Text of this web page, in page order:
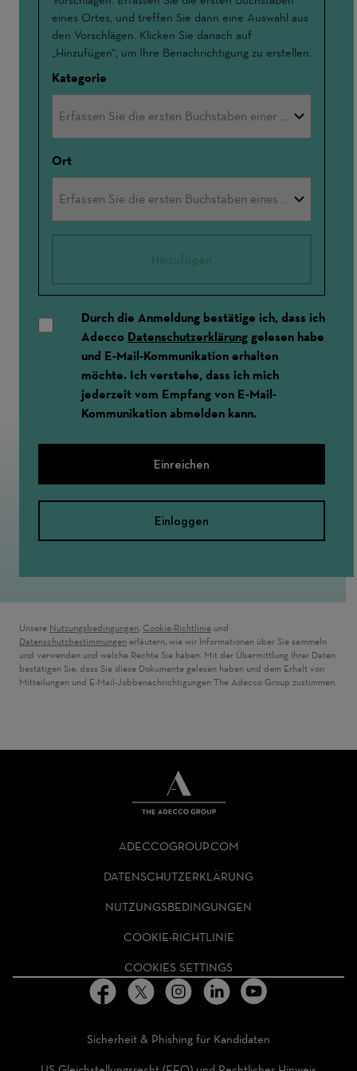
eines Ortes, und treffen Sie dann eine Auswahl aus
den Vorschlägen. Klicken Sie danach auf
„Hinzufügen“, um Ihre Benachrichtigung zu erstellen.
Kategorie
Ort
Durch die Anmeldung bestätige ich, dass ich
Adecco Datenschutzerklärung gelesen habe
und E-Mail-Kommunikation erhalten
möchte. Ich verstehe, dass ich mich
jederzeit vom Empfang von E-Mail-
Kommunikation abmelden kann.
Einreichen
Einloggen
Unsere Nutzungsbedingungen, Cookie-Richtlinie und
Datenschutzbestimmungen erläutern, wie wir Informationen über Sie sammeln
und verwenden und welche Rechte Sie haben. Mit der Übermittlung Ihrer Daten
bestätigen Sie, dass Sie diese Dokumente gelesen haben und dem Erhalt von
Mitteilungen und E-Mail-Jobbenachrichtigungen The Adecco Group zustimmen.
GROUP
HOMEPAGE
ADECCOGROUP.COM
DATENSCHUTZERKLÄRUNG
NUTZUNGSBEDINGUNGEN
COOKIE-RICHTLINIE
COOKIES SETTINGS
Sicherheit & Phishing für Kandidaten